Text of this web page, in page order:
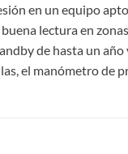
en un equipo
lectura en
de hasta un año
el manómetro de